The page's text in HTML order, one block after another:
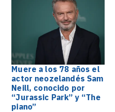
Muere a los 78 años el
actor neozelandés Sam
Neill, conocido por
“Jurassic Park” y “The
piano”